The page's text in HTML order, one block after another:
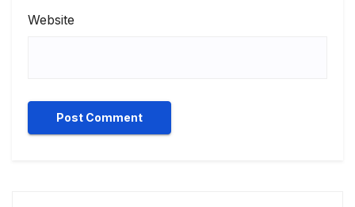
Website